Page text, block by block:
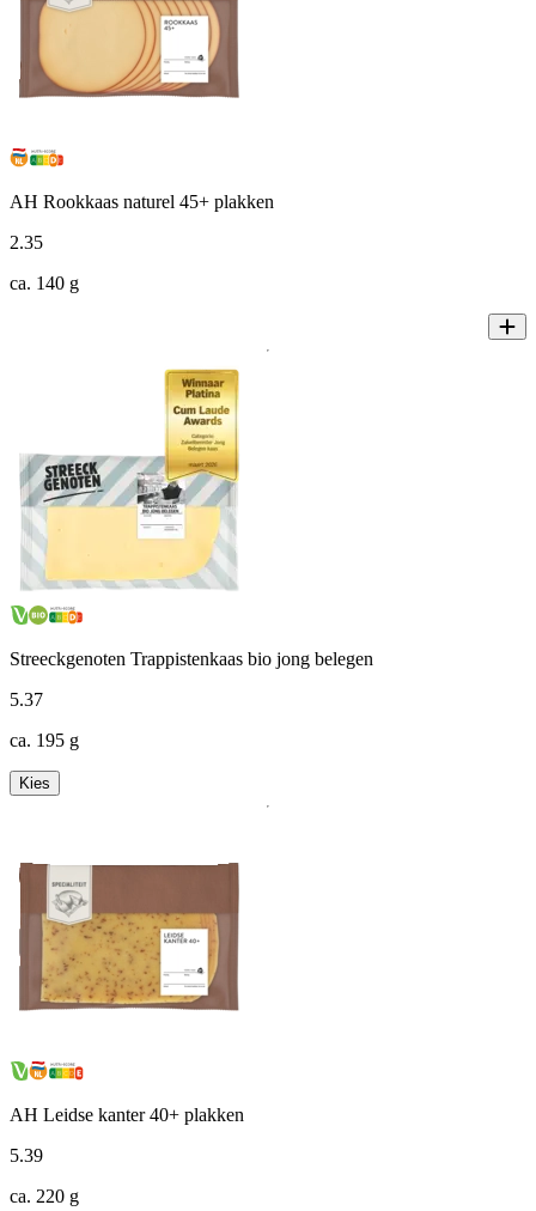
AH Rookkaas naturel 45+ plakken
2.35
ca. 140 g
Streeckgenoten Trappistenkaas bio jong belegen
5.37
ca. 195 g
Kies
AH Leidse kanter 40+ plakken
5.39
ca. 220 g